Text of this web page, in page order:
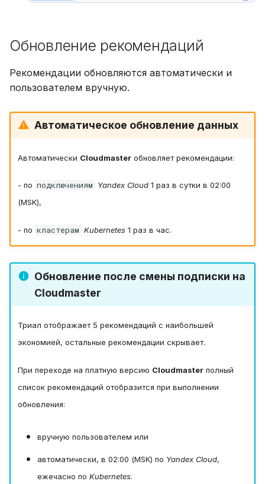
Обновление рекомендаций
Рекомендации обновляются автоматически и
пользователем вручную.
Автоматическое обновление данных
Автоматически Cloudmasterобновляет рекомендации:
- по подключениям Yandex Cloud 1 раз в сутки в 02:00
(MSK),
- по кластерам Kubernetes 1 раз в час.
Обновление после смены подписки на
Cloudmaster
Триал отображает 5 рекомендаций с наибольшей
экономией, остальные рекомендации скрывает.
При переходе на платную версию Cloudmasterполный
список рекомендаций отобразится при выполнении
обновления:
вручную пользователем или
автоматически, в 02:00 (MSK) по Yandex Cloud,
ежечасно по Kubernetes.